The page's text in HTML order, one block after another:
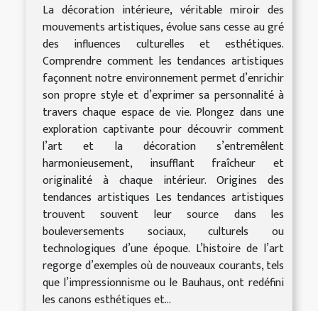
La décoration intérieure, véritable miroir des
mouvements artistiques, évolue sans cesse au gré
des influences culturelles et esthétiques.
Comprendre comment les tendances artistiques
façonnent notre environnement permet d’enrichir
son propre style et d’exprimer sa personnalité à
travers chaque espace de vie. Plongez dans une
exploration captivante pour découvrir comment
l’art et la décoration s’entremêlent
harmonieusement, insufflant fraîcheur et
originalité à chaque intérieur. Origines des
tendances artistiques Les tendances artistiques
trouvent souvent leur source dans les
bouleversements sociaux, culturels ou
technologiques d’une époque. L’histoire de l’art
regorge d’exemples où de nouveaux courants, tels
que l’impressionnisme ou le Bauhaus, ont redéfini
les canons esthétiques et...